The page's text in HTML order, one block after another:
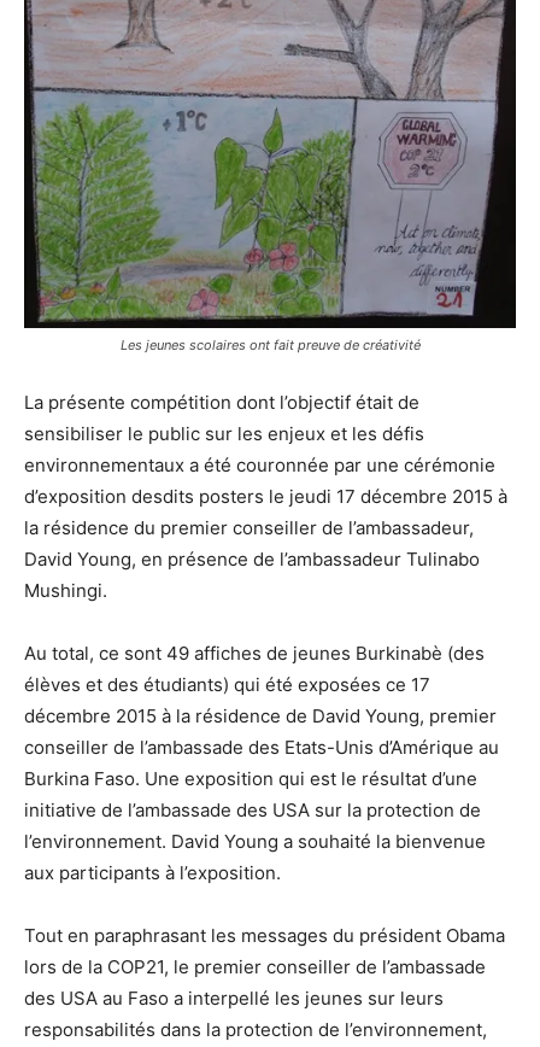
Les jeunes scolaires ont fait preuve de créativité
La présente compétition dont l’objectif était de
sensibiliser le public sur les enjeux et les défis
environnementaux a été couronnée par une cérémonie
d’exposition desdits posters le jeudi 17 décembre 2015 à
la résidence du premier conseiller de l’ambassadeur,
David Young, en présence de l’ambassadeur Tulinabo
Mushingi.
Au total, ce sont 49 affiches de jeunes Burkinabè (des
élèves et des étudiants) qui été exposées ce 17
décembre 2015 à la résidence de David Young, premier
conseiller de l’ambassade des Etats-Unis d’Amérique au
Burkina Faso. Une exposition qui est le résultat d’une
initiative de l’ambassade des USA sur la protection de
l’environnement. David Young a souhaité la bienvenue
aux participants à l’exposition.
Tout en paraphrasant les messages du président Obama
lors de la COP21, le premier conseiller de l’ambassade
des USA au Faso a interpellé les jeunes sur leurs
responsabilités dans la protection de l’environnement,